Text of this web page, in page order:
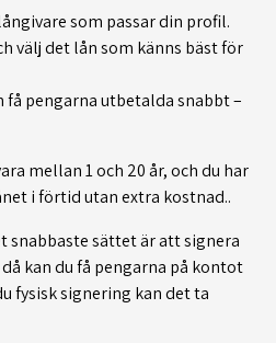
som passar din profil.
välj det lån som känns bäst för
få pengarna utbetalda snabbt –
mellan 1 och 20 år, och du har
i förtid utan extra kostnad..
snabbaste sättet är att signera
kan du få pengarna på kontot
fysisk signering kan det ta